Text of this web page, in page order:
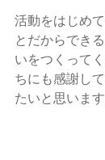
活動をはじめ
とだからでき
いをつくって
ちにも感謝し
たいと思います